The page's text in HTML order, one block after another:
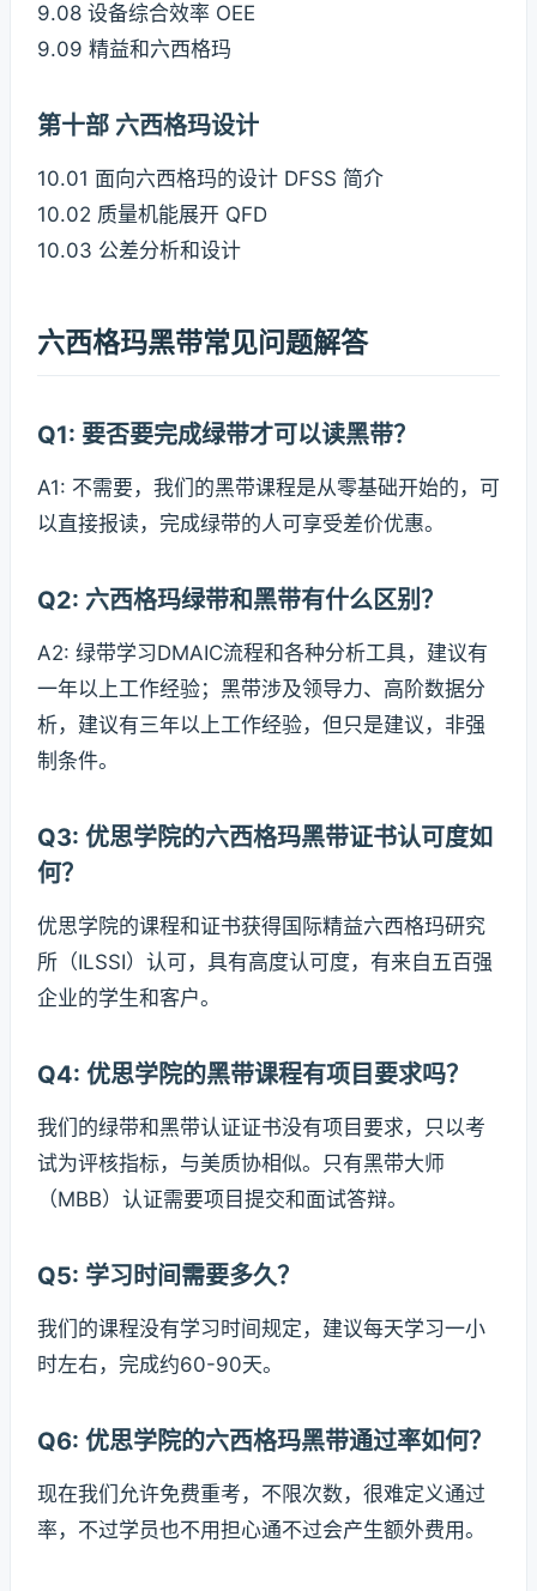
9.08 设备综合效率 OEE
9.09 精益和六西格玛
第十部 六西格玛设计
10.01 面向六西格玛的设计 DFSS 简介
10.02 质量机能展开 QFD
10.03 公差分析和设计
六西格玛黑带常见问题解答
Q1: 要否要完成绿带才可以读黑带？
A1: 不需要，我们的黑带课程是从零基础开始的，可
以直接报读，完成绿带的人可享受差价优惠。
Q2: 六西格玛绿带和黑带有什么区别？
A2: 绿带学习DMAIC流程和各种分析工具，建议有
一年以上工作经验；黑带涉及领导力、高阶数据分
析，建议有三年以上工作经验，但只是建议，非强
制条件。
Q3: 优思学院的六西格玛黑带证书认可度如
何？
优思学院的课程和证书获得国际精益六西格玛研究
所（ILSSI）认可，具有高度认可度，有来自五百强
企业的学生和客户。
Q4: 优思学院的黑带课程有项目要求吗？
我们的绿带和黑带认证证书没有项目要求，只以考
试为评核指标，与美质协相似。只有黑带大师
（MBB）认证需要项目提交和面试答辩。
Q5: 学习时间需要多久？
我们的课程没有学习时间规定，建议每天学习一小
时左右，完成约60-90天。
Q6: 优思学院的六西格玛黑带通过率如何？
现在我们允许免费重考，不限次数，很难定义通过
率，不过学员也不用担心通不过会产生额外费用。